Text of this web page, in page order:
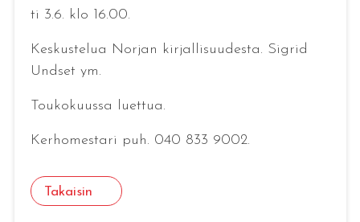
ti 3.6. klo 16.00.
Keskustelua Norjan kirjallisuudesta. Sigrid
Undset ym.
Toukokuussa luettua.
Kerhomestari puh. 040 833 9002.
Takaisin